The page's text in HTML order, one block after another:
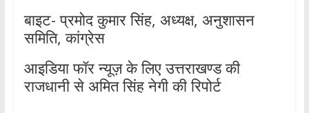
बाइट- प्रमोद कुमार सिंह, अध्यक्ष, अनुशासन
समिति, कांग्रेस
आइडिया फॉर न्यूज़ के लिए उत्तराखण्ड की
राजधानी से अमित सिंह नेगी की रिपोर्ट